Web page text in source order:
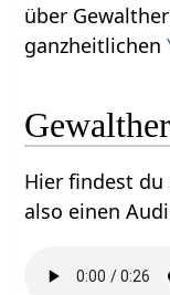
über Gewaltherrschaft‏‎ aus
ganzheitlichen
Hier findest du